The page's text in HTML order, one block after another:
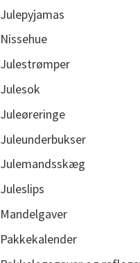
Julepyjamas
Nissehue
Julestrømper
Julesok
Juleøreringe
Juleunderbukser
Julemandsskæg
Juleslips
Mandelgaver
Pakkekalender